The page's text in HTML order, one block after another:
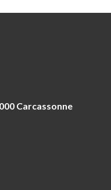
Carcassonne